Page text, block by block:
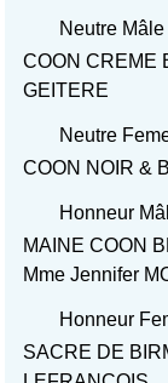
Neutre
COON CREME
GEITERE
Neutre
COON NOIR &
Honneur
MAINE COON
Mme Jennifer
Honneur
SACRE DE